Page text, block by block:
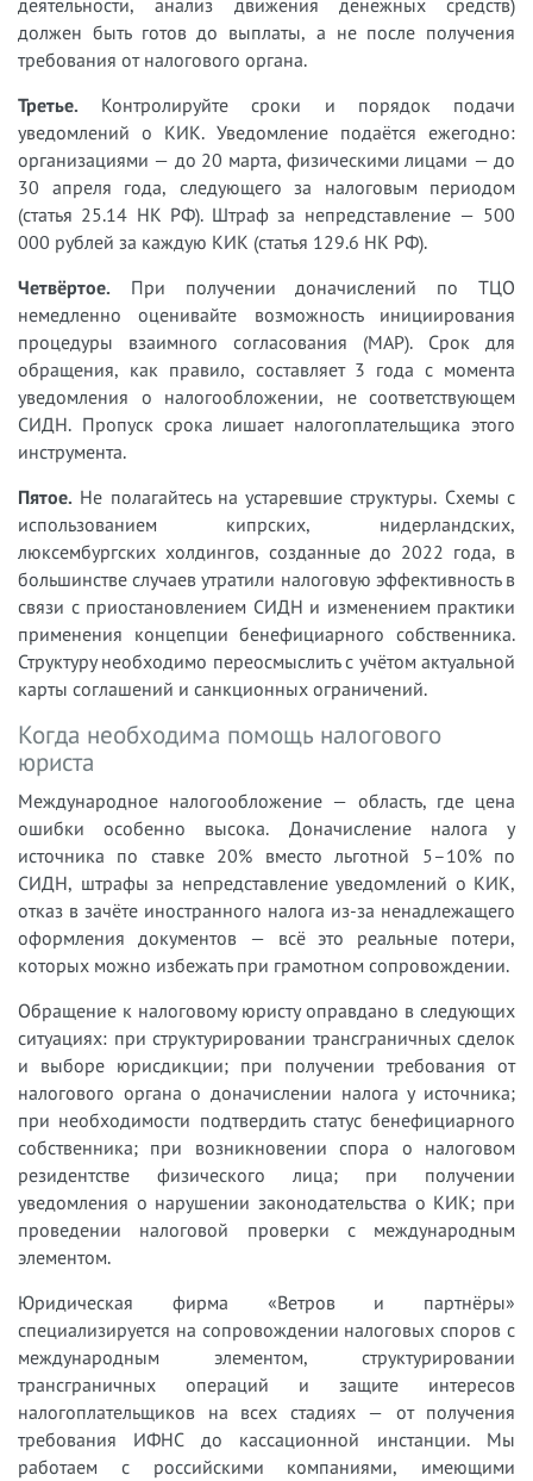
деятельности, анализ движения денежных средств)
должен быть готов до выплаты, а не после получения
требования от налогового органа.
Третье. Контролируйте сроки и порядок подачи
уведомлений о КИК. Уведомление подаётся ежегодно:
организациями — до 20 марта, физическими лицами — до
30 апреля года, следующего за налоговым периодом
(статья 25.14 НК РФ). Штраф за непредставление — 500
000 рублей за каждую КИК (статья 129.6 НК РФ).
Четвёртое. При получении доначислений по ТЦО
немедленно оценивайте возможность инициирования
процедуры взаимного согласования (MAP). Срок для
обращения, как правило, составляет 3 года с момента
уведомления о налогообложении, не соответствующем
СИДН. Пропуск срока лишает налогоплательщика этого
инструмента.
Пятое. Не полагайтесь на устаревшие структуры. Схемы с
использованием кипрских, нидерландских,
люксембургских холдингов, созданные до 2022 года, в
большинстве случаев утратили налоговую эффективность в
связи с приостановлением СИДН и изменением практики
применения концепции бенефициарного собственника.
Структуру необходимо переосмыслить с учётом актуальной
карты соглашений и санкционных ограничений.
Когда необходима помощь налогового
юриста
Международное налогообложение — область, где цена
ошибки особенно высока. Доначисление налога у
источника по ставке 20% вместо льготной 5–10% по
СИДН, штрафы за непредставление уведомлений о КИК,
отказ в зачёте иностранного налога из-за ненадлежащего
оформления документов — всё это реальные потери,
которых можно избежать при грамотном сопровождении.
Обращение к налоговому юристу оправдано в следующих
ситуациях: при структурировании трансграничных сделок
и выборе юрисдикции; при получении требования от
налогового органа о доначислении налога у источника;
при необходимости подтвердить статус бенефициарного
собственника; при возникновении спора о налоговом
резидентстве физического лица; при получении
уведомления о нарушении законодательства о КИК; при
проведении налоговой проверки с международным
элементом.
Юридическая фирма «Ветров и партнёры»
специализируется на сопровождении налоговых споров с
международным элементом, структурировании
трансграничных операций и защите интересов
налогоплательщиков на всех стадиях — от получения
требования ИФНС до кассационной инстанции. Мы
работаем с российскими компаниями, имеющими